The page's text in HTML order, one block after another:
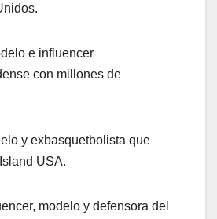
e influencer
con millones de
y exbasquetbolista que
USA.
modelo y defensora del